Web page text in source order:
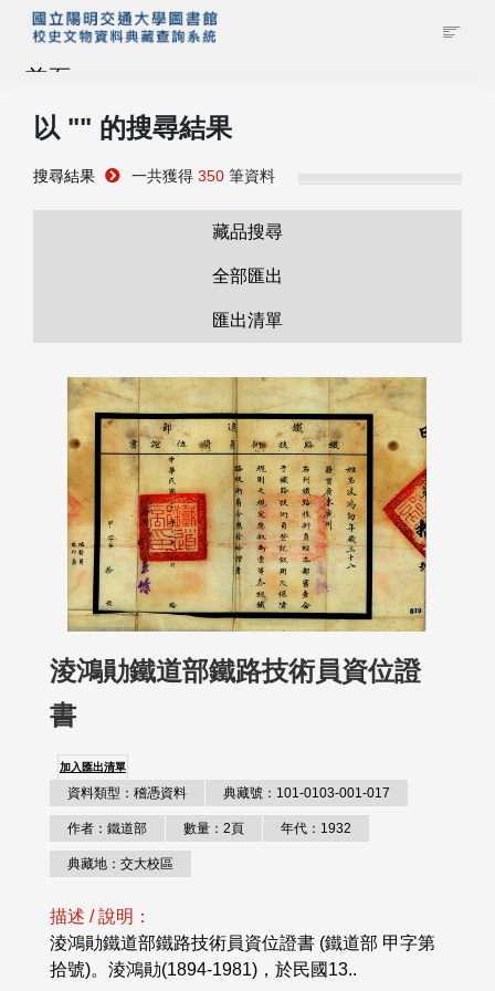
首頁
藏品查詢
管理者登入
以 "" 的搜尋結果
搜尋結果 一共獲得 350 筆資料
藏品搜尋
全部匯出
匯出清單
淩鴻勛鐵道部鐵路技術員資位證
書
加入匯出清單
資料類型：稽憑資料 典藏號：101-0103-001-017
作者：鐵道部 數量：2頁 年代：1932
典藏地：交大校區
描述 / 說明：
淩鴻勛鐵道部鐵路技術員資位證書 (鐵道部 甲字第
拾號)。淩鴻勛(1894-1981)，於民國13..